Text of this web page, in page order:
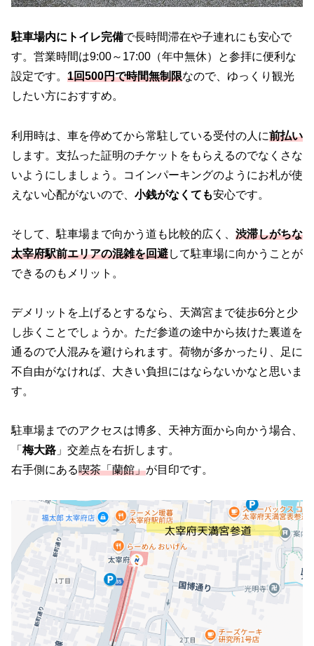
駐車場内にトイレ完備で長時間滞在や子連れにも安心で
す。営業時間は9:00～17:00（年中無休）と参拝に便利な
設定です。 1回500円で時間無制限なので、ゆっくり観光
したい方におすすめ。
利用時は、車を停めてから常駐している受付の人に前払い
します。支払った証明のチケットをもらえるのでなくさな
いようにしましょう。コインパーキングのようにお札が使
えない心配がないので、 小銭がなくても安心です。
そして、駐車場まで向かう道も比較的広く、 渋滞しがちな
太宰府駅前エリアの混雑を回避して駐車場に向かうことが
できるのもメリット。
デメリットを上げるとするなら、天満宮まで徒歩6分と少
し歩くことでしょうか。ただ参道の途中から抜けた裏道を
通るので人混みを避けられます。荷物が多かったり、足に
不自由がなければ、大きい負担にはならないかなと思いま
す。
駐車場までのアクセスは博多、天神方面から向かう場合、
「 梅大路 」交差点を右折します。
右手側にある喫茶「蘭館」が目印です。